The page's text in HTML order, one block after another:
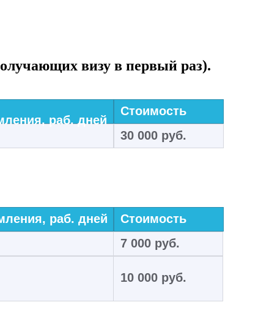
визу в первый раз).
30 000 руб.
Стоимость
раб. дней
10 000 руб.
7 000 руб.
Стоимость
раб. дней